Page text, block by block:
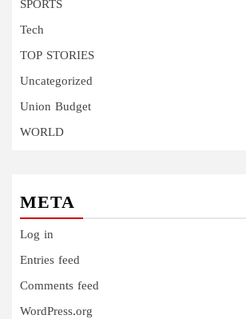
SPORTS
Tech
TOP STORIES
Uncategorized
Union Budget
WORLD
META
Log in
Entries feed
Comments feed
WordPress.org